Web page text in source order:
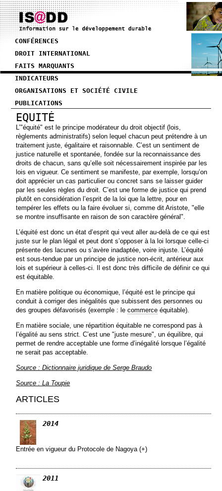
CONFÉRENCES
DROIT INTERNATIONAL
FAITS MARQUANTS
INDICATEURS
ORGANISATIONS ET SOCIÉTÉ CIVILE
PUBLICATIONS
EQUITÉ
L’"équité" est le principe modérateur du droit objectif (lois,
règlements administratifs) selon lequel chacun peut prétendre à un
traitement juste, égalitaire et raisonnable. C’est un sentiment de
justice naturelle et spontanée, fondée sur la reconnaissance des
droits de chacun, sans qu’elle soit nécessairement inspirée par les
lois en vigueur. Ce sentiment se manifeste, par exemple, lorsqu’on
doit apprécier un cas particulier ou concret sans se laisser guider
par les seules règles du droit. C’est une forme de justice qui prend
plutôt en considération l’esprit de la loi que la lettre, pour en
tempérer les effets ou la faire évoluer si, comme dit Aristote, "elle
se montre insuffisante en raison de son caractère général".
L’équité est donc un état d’esprit qui veut aller au-delà de ce qui est
juste sur le plan légal et peut dont s’opposer à la loi lorsque celle-ci
présente des lacunes ou s’avère inadaptée, voire injuste. L’équité
est sous-tendue par un principe de justice non-écrit, antérieur aux
lois et supérieur à celles-ci. Il est donc très difficile de définir ce qui
est équitable.
En matière politique ou économique, l’équité est le principe qui
conduit à corriger des inégalités que subissent des personnes ou
des groupes défavorisés (exemple : lecommerce équitable).
En matière sociale, une répartition équitable ne correspond pas à
l’égalité au sens strict. C’est une "juste mesure", un équilibre, qui
permet de rendre acceptable une forme d’inégalité lorsque l’égalité
ne serait pas acceptable.
Source : Dictionnaire juridique de Serge Braudo
Source : La Toupie
ARTICLES
2014
Entrée en vigueur du Protocole de Nagoya (+)
2011